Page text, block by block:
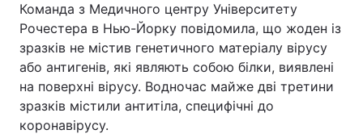
Тема оформлення
Команда з Медичного центру Університету
Рочестера в Нью-Йорку повідомила, що жоден із
зразків не містив генетичного матеріалу вірусу
або антигенів, які являють собою білки, виявлені
на поверхні вірусу. Водночас майже дві третини
зразків містили антитіла, специфічні до
коронавірусу.